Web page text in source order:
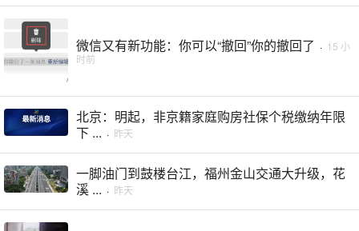
微信又有新功能：你可以“撤回”你的撤回了 · 15 小
时前
北京：明起，非京籍家庭购房社保个税缴纳年限
下 ... · 昨天
一脚油门到鼓楼台江，福州金山交通大升级，花
溪 ... · 昨天